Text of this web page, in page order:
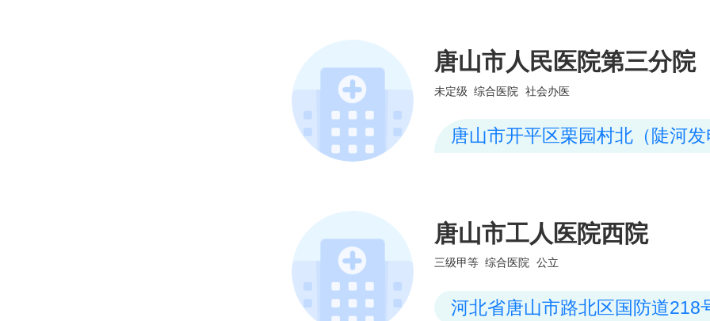
唐山市人民医院第三分院
未定级 综合医院 社会办医
唐山市开平区栗园村北（陡河
唐山市工人医院西院
三级甲等 综合医院 公立
河北省唐山市路北区国防道218